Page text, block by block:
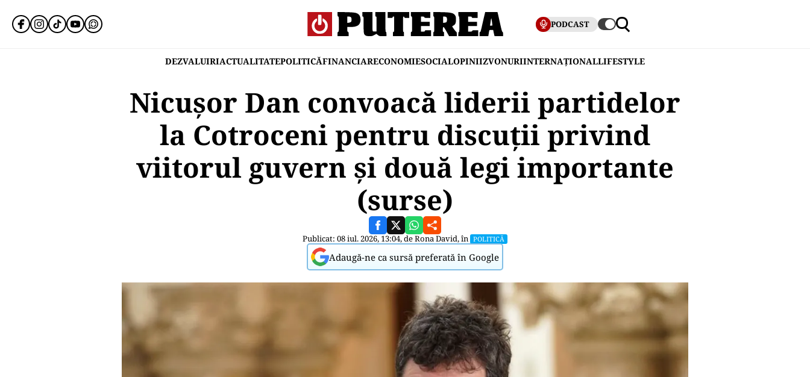
PODCAST
DEZVALUIRIACTUALITATEPOLITICĂFINANCIARECONOMIESOCIALOPINIIZVONURIINTERNAȚIONALLIFESTYLE
Nicușor Dan convoacă liderii partidelor
la Cotroceni pentru discuții privind
viitorul guvern și două legi importante
(surse)
Publicat: 08 iul. 2026, 13:04, deRona David, în POLITICĂ
Adaugă-ne ca sursă preferată în Google